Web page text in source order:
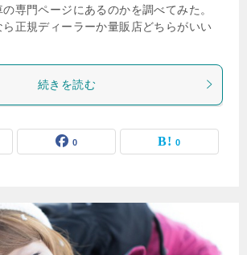
専門ページにあるのかを調べてみた。
正規ディーラーか量販店どちらがいい
続きを読む
0 0